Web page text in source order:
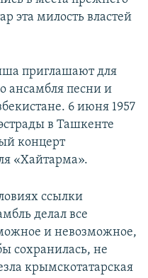
эта милость властей
приглашают для
ансамбля песни и
6 июня 1957
в Ташкенте
концерт
«Хайтарма».
ссылки
делал все
и невозможное,
сохранилась, не
крымскотатарская